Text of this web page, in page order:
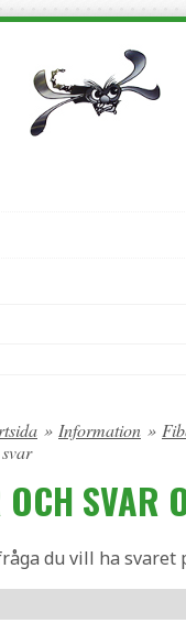
» Information »
SVAR
du vill ha svaret